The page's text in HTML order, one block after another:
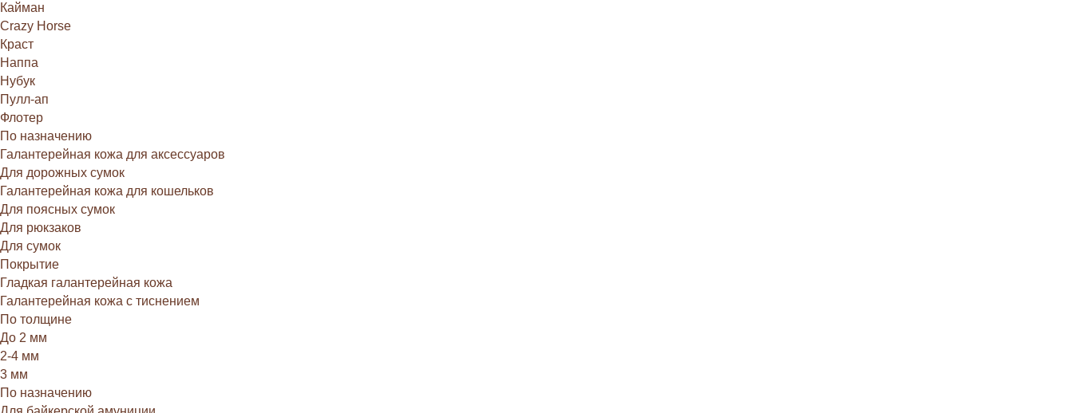
Кайман
Crazy Horse
Краст
Наппа
Нубук
Пулл-ап
Флотер
По назначению
Галантерейная кожа для аксессуаров
Для дорожных сумок
Галантерейная кожа для кошельков
Для поясных сумок
Для рюкзаков
Для сумок
Покрытие
Гладкая галантерейная кожа
Галантерейная кожа с тиснением
По толщине
До 2 мм
2-4 мм
3 мм
По назначению